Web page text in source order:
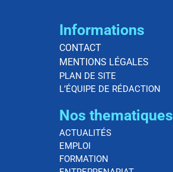
Informations
CONTACT
MENTIONS LÉGALES
PLAN DE SITE
L’ÉQUIPE DE RÉDACTION
Nos thematiques
ACTUALITÉS
EMPLOI
FORMATION